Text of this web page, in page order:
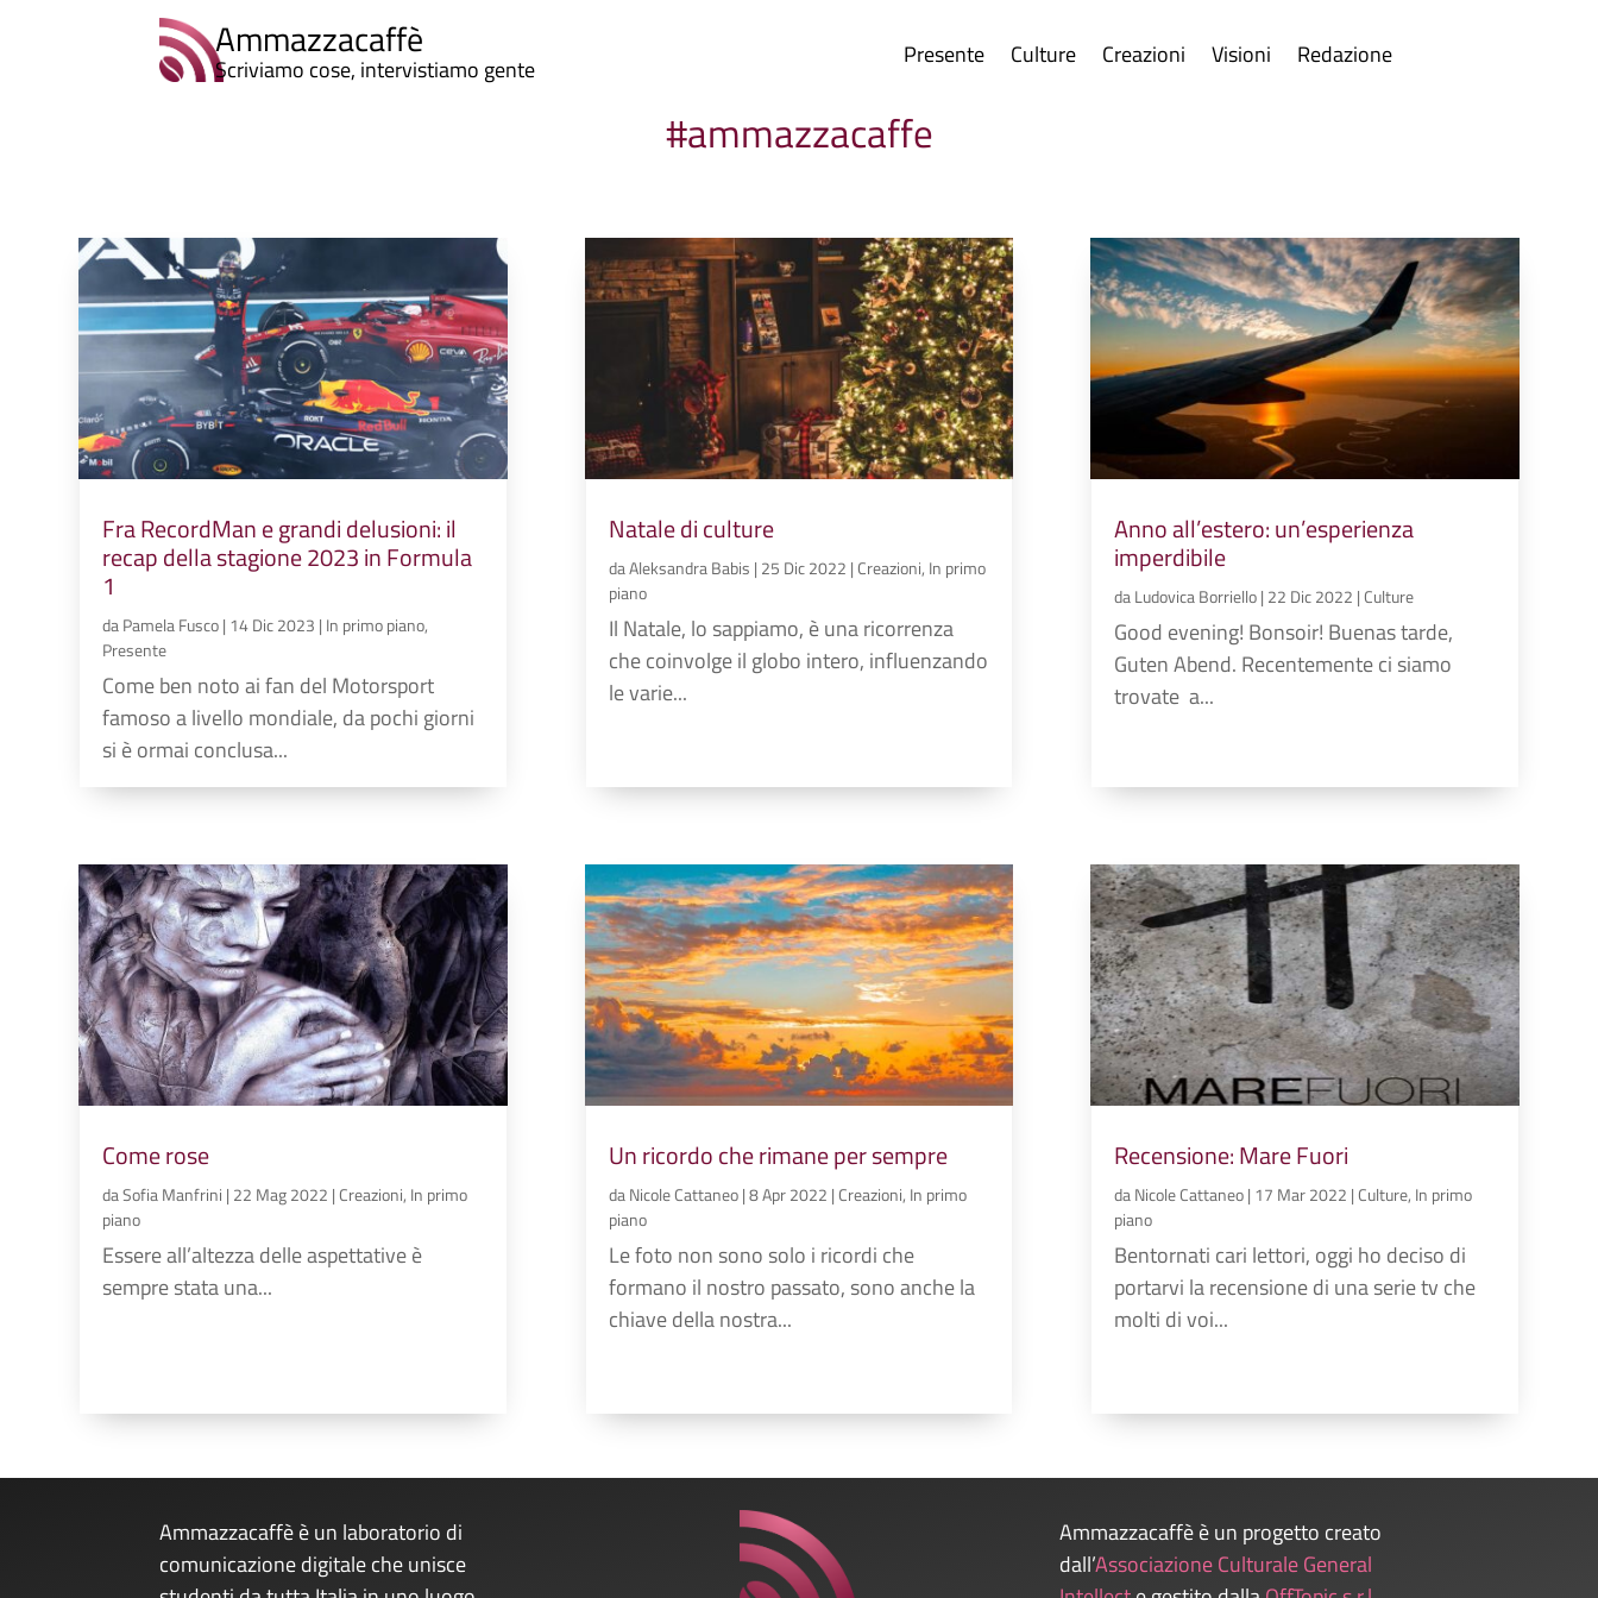
Ammazzacaffè
Scriviamo cose, intervistiamo gente Presente Culture Creazioni Visioni Redazione
#ammazzacaffe
Fra RecordMan e grandi delusioni: il
recap della stagione 2023 in Formula
1
daPamela Fusco| 14 Dic 2023 | In primo piano,
Presente
Come ben noto ai fan del Motorsport
famoso a livello mondiale, da pochi giorni
si è ormai conclusa...
Come rose
daSofia Manfrini | 22 Mag 2022 |Creazioni, In primo
piano
Essere all’altezza delle aspettative è
sempre stata una...
Natale di culture
daAleksandra Babis | 25 Dic 2022 |Creazioni, In primo
piano
Il Natale, lo sappiamo, è una ricorrenza
che coinvolge il globo intero, influenzando
le varie...
Un ricordo che rimane per sempre
daNicole Cattaneo|8 Apr 2022 |Creazioni, In primo
piano
Le foto non sono solo i ricordi che
formano il nostro passato, sono anche la
chiave della nostra...
Anno all’estero: un’esperienza
imperdibile
daLudovica Borriello| 22 Dic 2022 |Culture
Good evening! Bonsoir! Buenas tarde,
Guten Abend. Recentemente ci siamo
trovate a...
Recensione: Mare Fuori
daNicole Cattaneo| 17 Mar 2022 |Culture, In primo
piano
Bentornati cari lettori, oggi ho deciso di
portarvi la recensione di una serie tv che
molti di voi...
Ammazzacaffè è un laboratorio di
comunicazione digitale che unisce
Ammazzacaffè è un progetto creato
dall’Associazione Culturale General